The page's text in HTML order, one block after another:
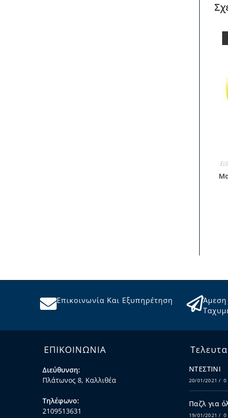
Επικοινωνία Και Εξυπηρέτηση
ΕΠΙΚΟΙΝΩΝΙΑ
Διεύθυνση:
Πλάτωνος 8, Καλλιθέα
Τηλέφωνο:
2109513631
ΝΤΕΣΤΙΝΙ
20/01/2021 / 0
Παζλ για
19/01/2021 / 0